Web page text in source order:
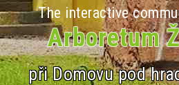
The interactive
Arboretum
při Domovu pod